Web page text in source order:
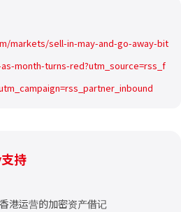
markets/sell-in-may-and-go-away-bit
month-turns-red?utm_source=rss_f
持
港运营的加密资产借记